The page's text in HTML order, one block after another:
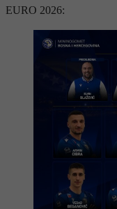
EURO 2026: